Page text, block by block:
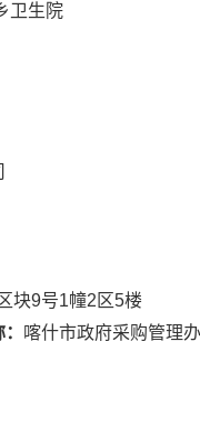
卫生院
块9号1幢2区5楼
喀什市政府采购管理